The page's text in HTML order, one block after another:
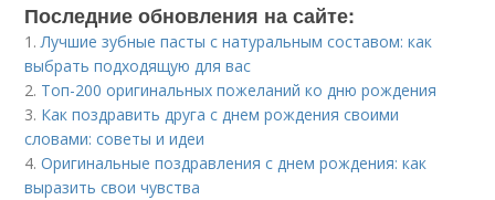
Последние обновления на сайте:
1.Лучшие зубные пасты с натуральным составом: как
выбрать подходящую для вас
2. Топ-200 оригинальных пожеланий ко дню рождения
3. Как поздравить друга с днем рождения своими
словами: советы и идеи
4.Оригинальные поздравления с днем рождения: как
выразить свои чувства